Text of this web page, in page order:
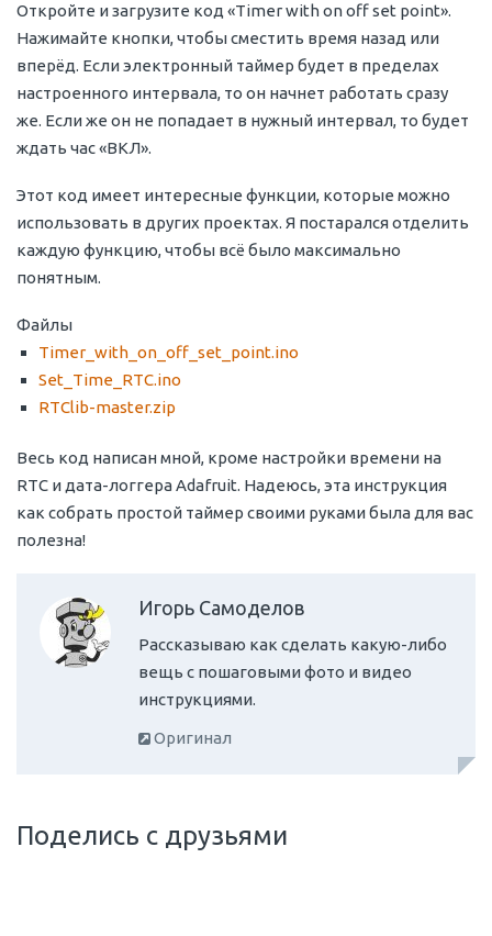
Откройте и загрузите код «Timer with on off set point».
Нажимайте кнопки, чтобы сместить время назад или
вперёд. Если электронный таймер будет в пределах
настроенного интервала, то он начнет работать сразу
же. Если же он не попадает в нужный интервал, то будет
ждать час «ВКЛ».
Этот код имеет интересные функции, которые можно
использовать в других проектах. Я постарался отделить
каждую функцию, чтобы всё было максимально
понятным.
Файлы
Timer_with_on_off_set_point.ino
Set_Time_RTC.ino
RTClib-master.zip
Весь код написан мной, кроме настройки времени на
RTC и дата-логгера Adafruit. Надеюсь, эта инструкция
как собрать простой таймер своими руками была для вас
полезна!
Игорь Самоделов
Рассказываю как сделать какую-либо
вещь с пошаговыми фото и видео
инструкциями.
Оригинал
Поделись с друзьями